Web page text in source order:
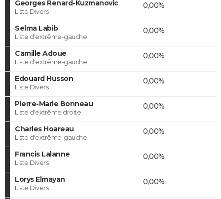
Georges Renard-Kuzmanovic
Liste Divers
0,00%
Selma Labib
Liste d'extrême-gauche
0,00%
Camille Adoue
Liste d'extrême-gauche
0,00%
Edouard Husson
Liste Divers
0,00%
Pierre-Marie Bonneau
Liste d'extrême droite
0,00%
Charles Hoareau
Liste d'extrême-gauche
0,00%
Francis Lalanne
Liste Divers
0,00%
Lorys Elmayan
Liste Divers
0,00%